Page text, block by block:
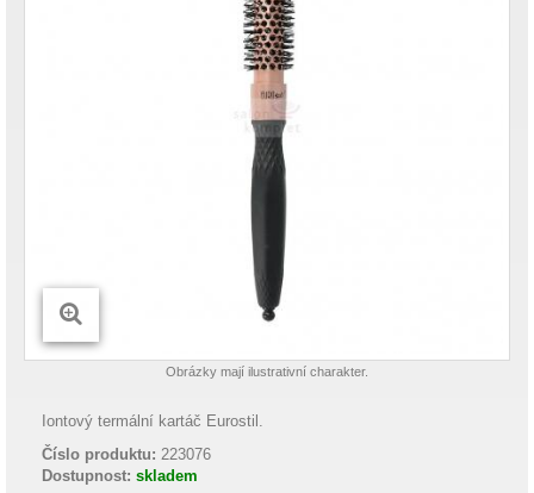
Obrázky mají ilustrativní charakter.
Iontový termální kartáč Eurostil.
Číslo produktu: 223076
Dostupnost: skladem